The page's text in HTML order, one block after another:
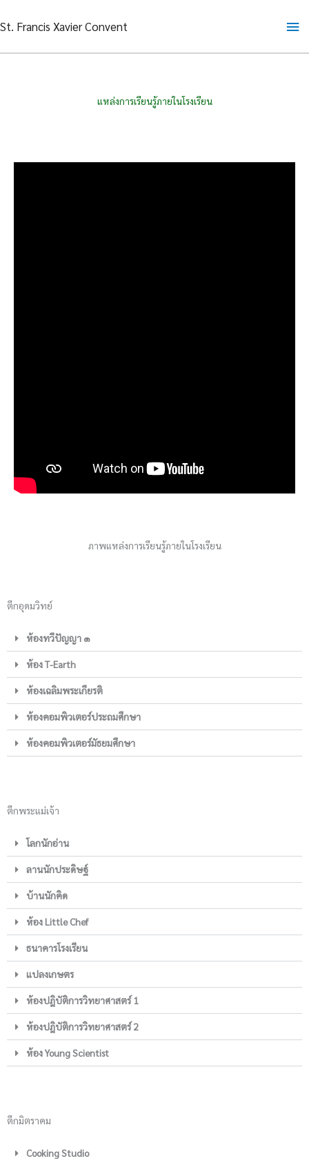
to
St. Francis Xavier Convent
แหล่งการเรียนรู้ภายในโรงเรียน
ภาพแหล่งการเรียนรู้ภายในโรงเรียน
ตึกอุดมวิทย์
ห้องทวีปัญญา ๑
ห้อง T-Earth
ห้องเฉลิมพระเกียรติ
ห้องคอมพิวเตอร์ประถมศึกษา
ห้องคอมพิวเตอร์มัธยมศึกษา
ตึกพระแม่เจ้า
โลกนักอ่าน
ลานนักประดิษฐ์
บ้านนักคิด
ห้อง Little Chef
ธนาคารโรงเรียน
แปลงเกษตร
ห้องปฎิบัติการวิทยาศาสตร์ 1
ห้องปฎิบัติการวิทยาศาสตร์ 2
ห้อง Young Scientist
ตึกมิตราคม
Cooking Studio